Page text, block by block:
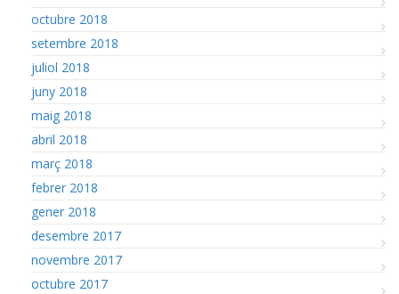
octubre 2018
setembre 2018
juliol 2018
juny 2018
maig 2018
abril 2018
març 2018
febrer 2018
gener 2018
desembre 2017
novembre 2017
octubre 2017